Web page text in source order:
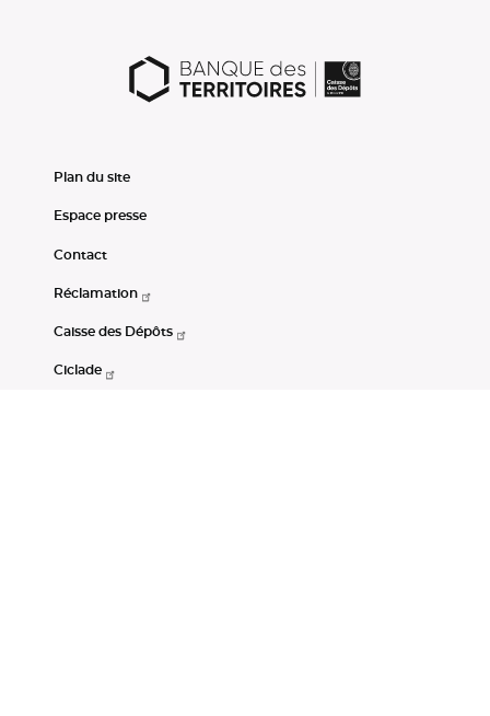
Plan du site
Espace presse
Contact
Réclamation
Caisse des Dépôts
Ciclade